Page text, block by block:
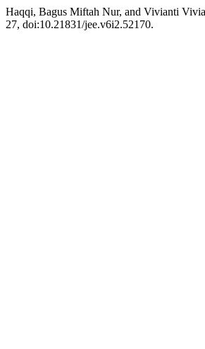
Haqqi, Bagus Miftah Nur, and Vivianti
27, doi:10.21831/jee.v6i2.52170.